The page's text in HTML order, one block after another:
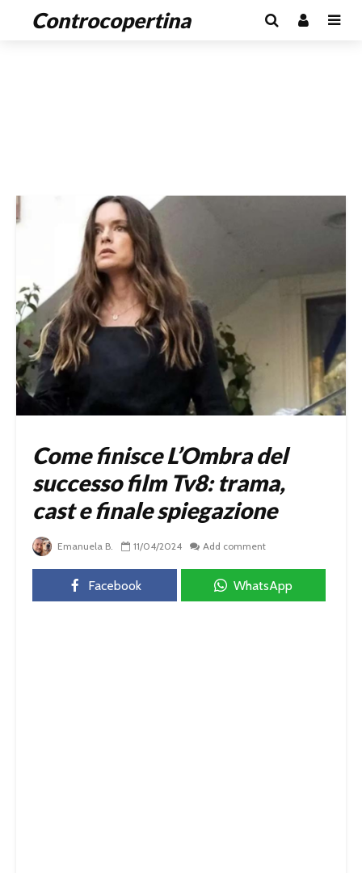
Controcopertina
Come finisce L’Ombra del
successo film Tv8: trama,
cast e finale spiegazione
Emanuela B. 11/04/2024 Add comment
Facebook WhatsApp